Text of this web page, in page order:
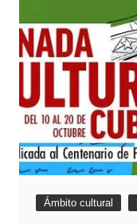
Ámbito cultural